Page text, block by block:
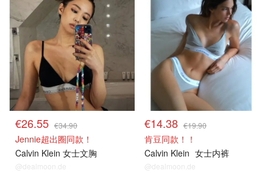
€26.55 €34.90
Jennie超出圈同款！
Calvin Klein 女士文胸
@dealmoon.de
€14.38 €19.90
肯豆同款！！
Calvin Klein 女士内裤
@dealmoon.de